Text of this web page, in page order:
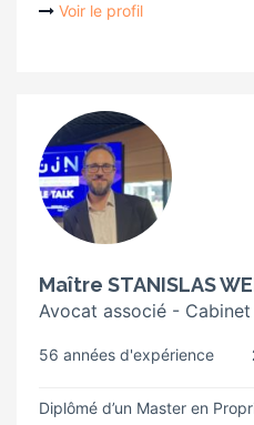
Voir le profil
Maître STANISLAS
Avocat associé - Cabinet
56 années d'expérience
Diplômé d’un Master en